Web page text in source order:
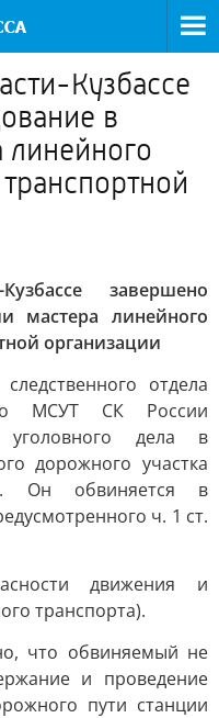
Кузбассе
в
завершено
мастера линейного
организации
отдела
МСУТ СК России
уголовного дела в
дорожного участка
Он обвиняется в
ч. 1 ст.
движения и
транспорта).
что обвиняемый не
и проведение
пути станции